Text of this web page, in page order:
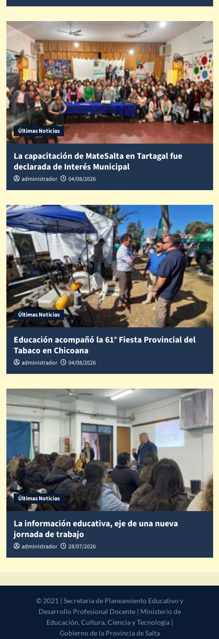
Últimas Noticias
La capacitación de MateSalta en Tartagal fue
declarada de Interés Municipal
administrador 04/08/2026
Últimas Noticias
Educación acompañó la 61° Fiesta Provincial del
Tabaco en Chicoana
administrador 04/08/2026
Últimas Noticias
La información educativa, eje de una nueva
jornada de trabajo
administrador 28/07/2026
© 2021 | Secretaría de Planeamiento Educativo y Desarrollo
Profesional Docente | Ministerio de Educación, Cultura, Ciencia y
Tecnología | Gobierno de la Provincia de Salta|CoverNews
themes.